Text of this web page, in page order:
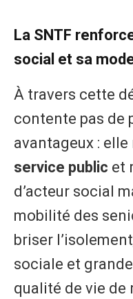
La SNTF
social et sa
À travers cette
contente pas de
avantageux :
service public et
d’acteur social
mobilité des
briser
sociale et
qualité de vie de